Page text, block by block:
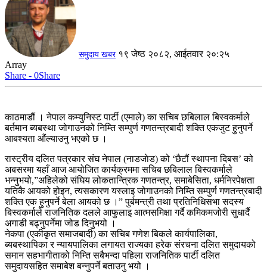
समुदाय खबर १९ जेष्ठ २०८२, आईतवार २०:२५
Array
Share - 0Share
काठमाडौं । नेपाल कम्युनिस्ट पार्टी (एमाले) का सचिब छबिलाल बिस्वकर्माले
बर्तमान ब्यबस्था जोगाउनको निम्ति सम्पुर्ण गणतन्त्रबादी शक्ति एकजुट हुनुपर्ने
आबश्यता औंल्याउनु भएको छ ।
रास्ट्रीय दलित पत्रकार संघ नेपाल (नाडजाेड) को ‘छैटौं स्थापना दिबस’ को
अबसरमा यहाँ आज आयोजित कार्यक्रममा सचिब छबिलाल बिस्वकर्माले
भन्नुभयो,”अहिलेको संघिय लोकतान्त्रिक गणतन्त्र, समाबेसिता, धर्मनिरपेक्षता
यतिकै आयको होइन, त्यसकारण यस्लाइ जोगाउनको निम्ति सम्पुर्ण गणतन्त्रबादी
शक्ति एक हुनुपर्ने बेला आयको छ ।” पुर्बमन्त्री तथा प्रतिनिधिसभा सदस्य
बिस्वकर्माले राजनितिक दलले आफुलाइ आत्मसमिक्षा गर्दै कमिकमजोरी सुधार्दै
अगाडी बढ्नुपर्नेमा जोड दिनुभयो ।
नेकपा (एकीकृत समाजबादी) का सचिब गणेश बिकले कार्यपालिका,
ब्यबस्थापिका र न्यायपालिका लगायत राज्यका हरेक संरचना दलित समुदायको
समान सहभागीताको निम्ति सबैभन्दा पहिला राजनितिक पार्टी दलित
समुदायसहित समाबेश बन्नुपर्ने बताउनु भयो ।